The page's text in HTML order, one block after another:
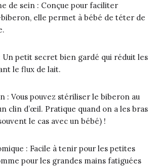
de sein : Conçue pour faciliter
elle permet à bébé de téter de
Un petit secret bien gardé qui réduit les
le flux de lait.
: Vous pouvez stériliser le biberon au
clin d’œil. Pratique quand on a les bras
le cas avec un bébé) !
: Facile à tenir pour les petites
pour les grandes mains fatiguées